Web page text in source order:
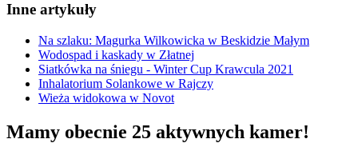
Inne artykuły
Na szlaku: Magurka Wilkowicka w Beskidzie Małym
Wodospad i kaskady w Złatnej
Siatkówka na śniegu - Winter Cup Krawcula 2021
Inhalatorium Solankowe w Rajczy
Wieża widokowa w Novot
Mamy obecnie 25 aktywnych kamer!